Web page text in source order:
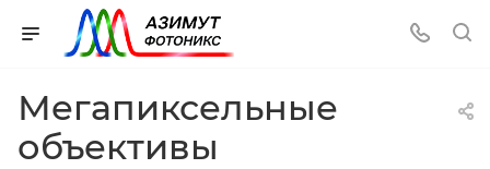
Мегапиксельные
объективы